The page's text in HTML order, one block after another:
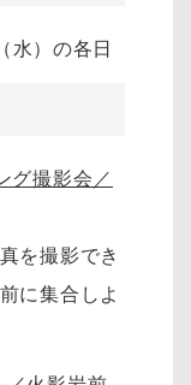
水）の各日
撮影会／
を撮影でき
に集合しよ